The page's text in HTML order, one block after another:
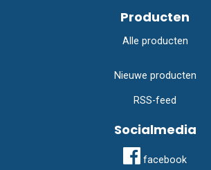
Producten
Alle producten
Nieuwe producten
RSS-feed
Socialmedia
facebook